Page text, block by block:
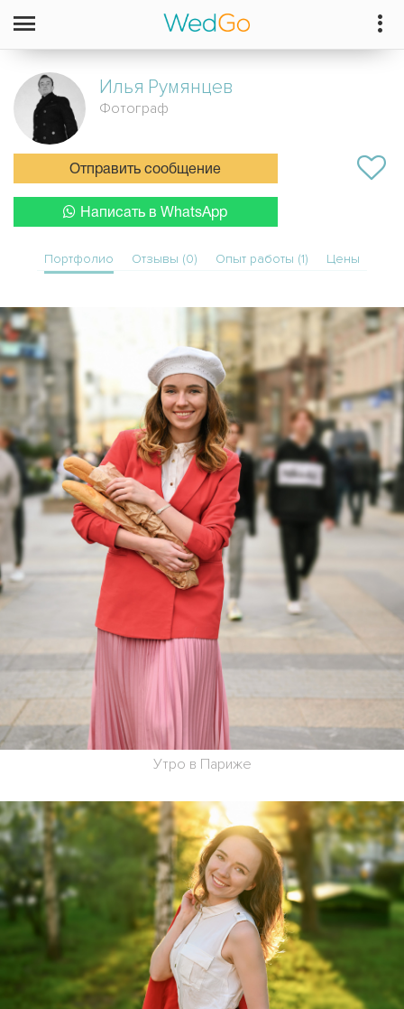
Илья Румянцев
Фотограф
Отправить сообщение
Написать в WhatsApp
Портфолио Отзывы (0) Опыт работы (1) Цены
Утро в Париже